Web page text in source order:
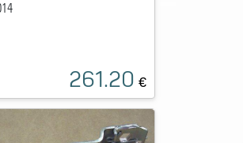
261.20 €